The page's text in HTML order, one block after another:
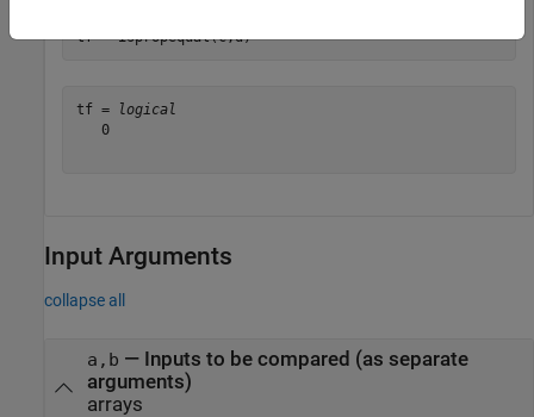
tf = ispropequal(c,d)
tf =
logical
   0
Input Arguments
collapse all
a,b — Inputs to be compared (as separate
arguments)
arrays